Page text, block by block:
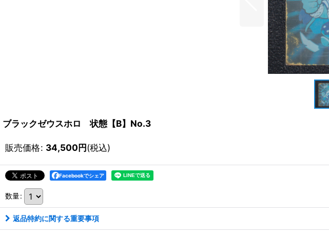
ブラックゼウスホロ 状態【B】No.3
販売価格: 34,500円(税込)
Facebookでシェア
数量:
返品特約に関する重要事項